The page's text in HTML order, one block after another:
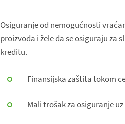
Osiguranje od nemogućnosti
proizvoda i žele da se osiguraju za
kreditu.
Finansijska zaštita tokom
Mali trošak za osiguranje